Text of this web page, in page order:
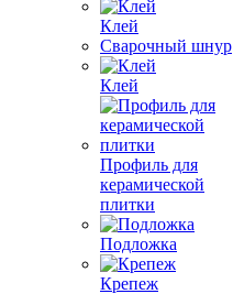
Клей
Сварочный шнур
Клей
Профиль для
керамической
плитки
Подложка
Крепеж